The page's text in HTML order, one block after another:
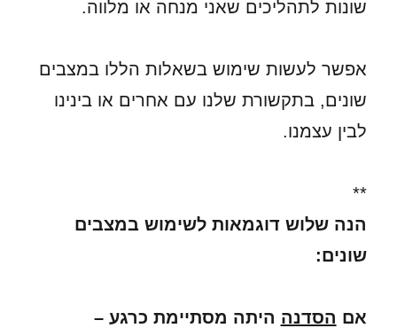
שונות לתהליכים שאני מנחה או מלווה.
אפשר לעשות שימוש בשאלות הללו במצבים
שונים, בתקשורת שלנו עם אחרים או בינינו
לבין עצמנו.
**
הנה שלוש דוגמאות לשימוש במצבים
שונים:
אם הסדנה היתה מסתיימת כרגע –